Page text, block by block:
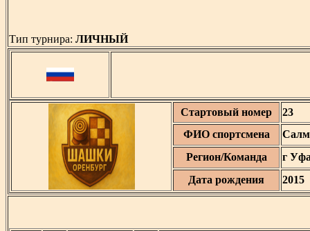
Тип турнира: ЛИЧНЫЙ
Стартовый номер
23
ФИО спортсмена
Регион/Команда
г
Дата рождения
2015